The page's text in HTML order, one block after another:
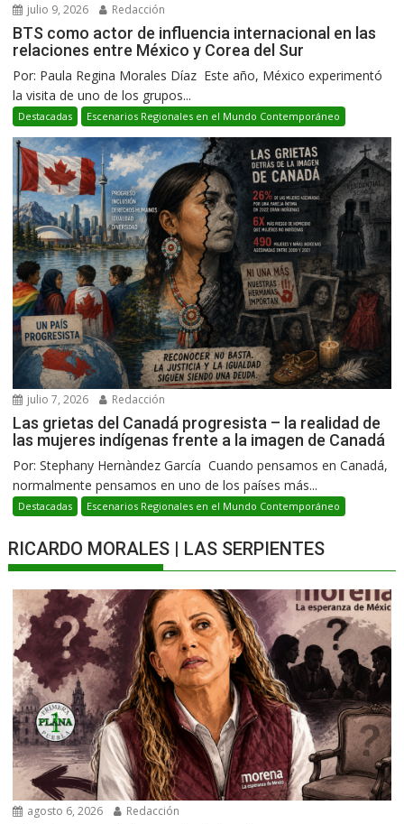
julio 9, 2026 Redacción
BTS como actor de influencia internacional en las
relaciones entre México y Corea del Sur
Por: Paula Regina Morales Díaz Este año, México experimentó
la visita de uno de los grupos...
Destacadas Escenarios Regionales en el Mundo Contemporáneo
julio 7, 2026 Redacción
Las grietas del Canadá progresista – la realidad de
las mujeres indígenas frente a la imagen de Canadá
Por: Stephany Hernàndez García Cuando pensamos en Canadá,
normalmente pensamos en uno de los países más...
Destacadas Escenarios Regionales en el Mundo Contemporáneo
RICARDO MORALES | LAS SERPIENTES
agosto 6, 2026 Redacción